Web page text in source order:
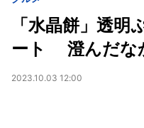
「水晶餅」透
ート 澄んだな
2023.10.03 12:00